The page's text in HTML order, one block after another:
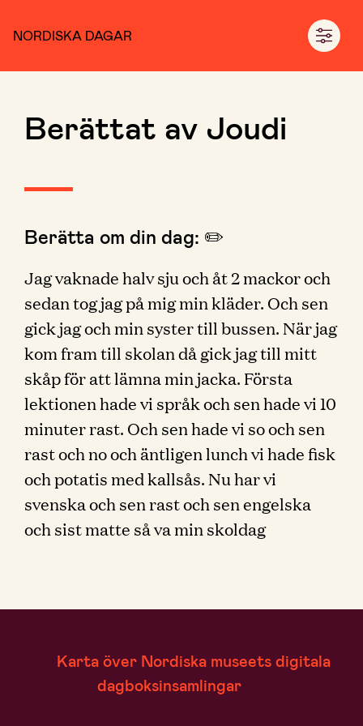
NORDISKA DAGAR
Berättat av Joudi
Berätta om din dag: ✏️
Jag vaknade halv sju och åt 2 mackor och
sedan tog jag på mig min kläder. Och sen
gick jag och min syster till bussen. När jag
kom fram till skolan då gick jag till mitt
skåp för att lämna min jacka. Första
lektionen hade vi språk och sen hade vi 10
minuter rast. Och sen hade vi so och sen
rast och no och äntligen lunch vi hade fisk
och potatis med kallsås. Nu har vi
svenska och sen rast och sen engelska
och sist matte så va min skoldag
Karta över Nordiska museets digitala
dagboksinsamlingar